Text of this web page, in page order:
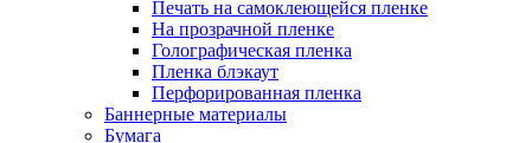
Печать на самоклеющейся пленке
На прозрачной пленке
Голографическая пленка
Пленка блэкаут
Перфорированная пленка
Баннерные материалы
Бумага